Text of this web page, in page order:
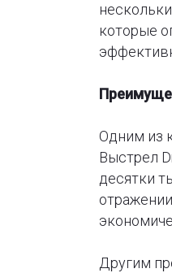
которые
Одним из
Выстрел
десятки
Другим